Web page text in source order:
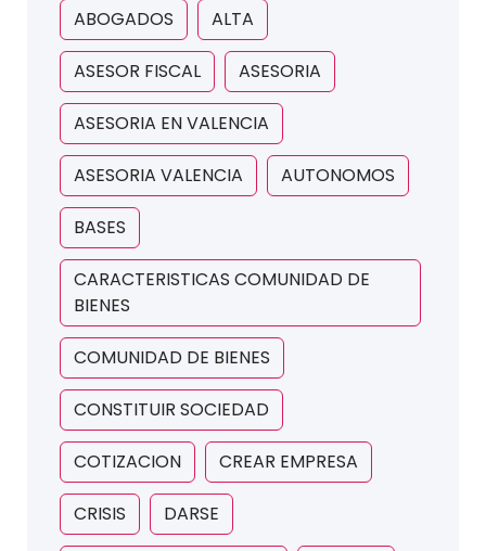
ABOGADOS ALTA
ASESOR FISCAL ASESORIA
ASESORIA EN VALENCIA
ASESORIA VALENCIA AUTONOMOS
BASES
CARACTERISTICAS COMUNIDAD DE
BIENES
COMUNIDAD DE BIENES
CONSTITUIR SOCIEDAD
COTIZACION CREAR EMPRESA
CRISIS DARSE